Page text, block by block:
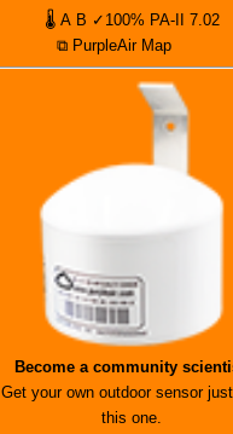
🌡 A B ✓100% PA-II
7.02
⧉ PurpleAir Map
Become a community
Get your own outdoor sensor
this one.